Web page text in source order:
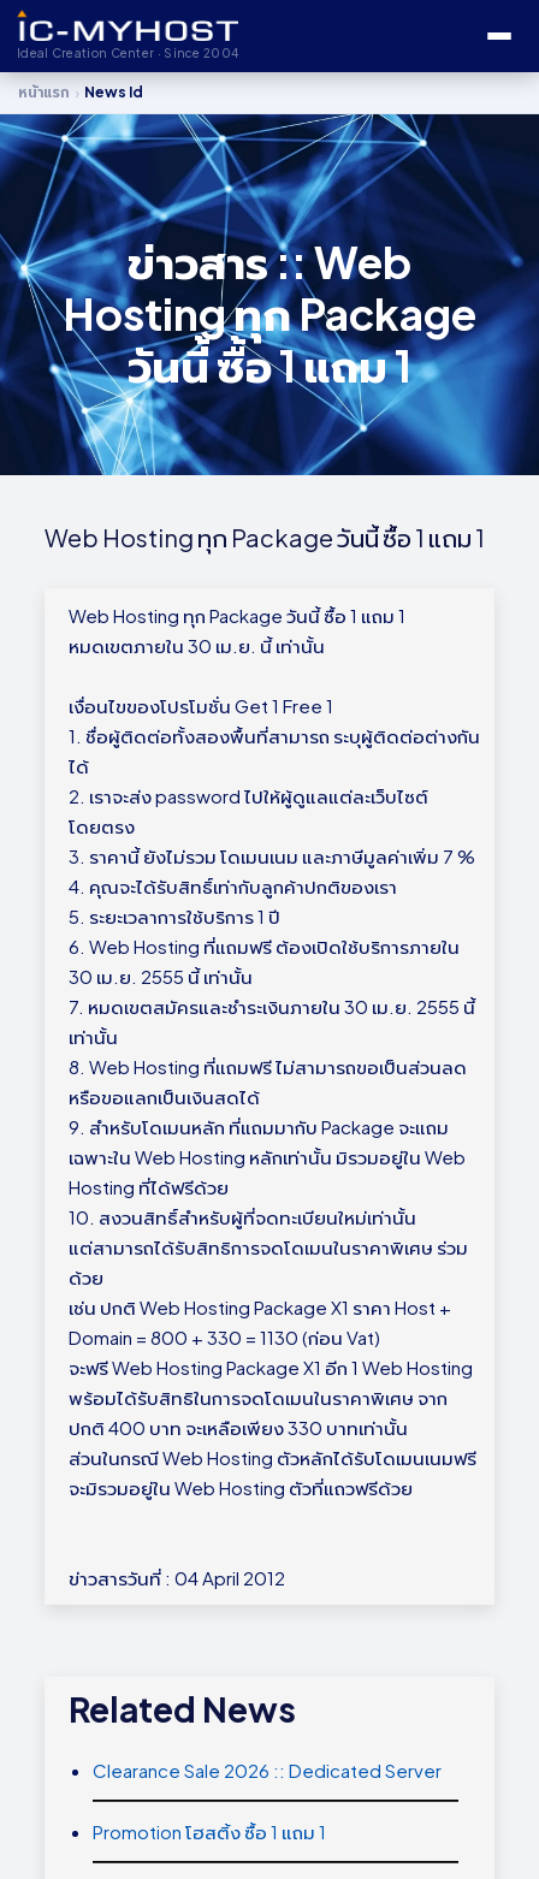
Ideal Creation Center · Since 2004
หน้าแรก › News Id
ข่าวสาร :: Web
Hosting ทุก Package
วันนี้ ซื้อ 1 แถม 1
Web Hosting ทุก Package วันนี้ ซื้อ 1 แถม 1
Web Hosting ทุก Package วันนี้ ซื้อ 1 แถม 1
หมดเขตภายใน 30 เม.ย. นี้ เท่านั้น
เงื่อนไขของโปรโมชั่น Get 1 Free 1
1. ชื่อผู้ติดต่อทั้งสองพื้นที่สามารถ ระบุผู้ติดต่อต่างกัน
ได้
2. เราจะส่ง password ไปให้ผู้ดูแลแต่ละเว็บไซต์
โดยตรง
3. ราคานี้ ยังไม่รวม โดเมนเนม และภาษีมูลค่าเพิ่ม 7 %
4. คุณจะได้รับสิทธิ์เท่ากับลูกค้าปกติของเรา
5. ระยะเวลาการใช้บริการ 1 ปี
6. Web Hosting ที่แถมฟรี ต้องเปิดใช้บริการภายใน
30 เม.ย. 2555 นี้ เท่านั้น
7. หมดเขตสมัครและชำระเงินภายใน 30 เม.ย. 2555 นี้
เท่านั้น
8. Web Hosting ที่แถมฟรี ไม่สามารถขอเป็นส่วนลด
หรือขอแลกเป็นเงินสดได้
9. สำหรับโดเมนหลัก ที่แถมมากับ Package จะแถม
เฉพาะใน Web Hosting หลักเท่านั้น มิรวมอยู่ใน Web
Hosting ที่ได้ฟรีด้วย
10. สงวนสิทธิ์สำหรับผู้ที่จดทะเบียนใหม่เท่านั้น
แต่สามารถได้รับสิทธิการจดโดเมนในราคาพิเศษ ร่วม
ด้วย
เช่น ปกติ Web Hosting Package X1 ราคา Host +
Domain = 800 + 330 = 1130 (ก่อน Vat)
จะฟรี Web Hosting Package X1 อีก 1 Web Hosting
พร้อมได้รับสิทธิในการจดโดเมนในราคาพิเศษ จาก
ปกติ 400 บาท จะเหลือเพียง 330 บาทเท่านั้น
ส่วนในกรณี Web Hosting ตัวหลักได้รับโดเมนเนมฟรี
จะมิรวมอยู่ใน Web Hosting ตัวที่แถวฟรีด้วย
ข่าวสารวันที่ : 04 April 2012
Related News
Clearance Sale 2026 :: Dedicated Server
Promotion โฮสติ้ง ซื้อ 1 แถม 1